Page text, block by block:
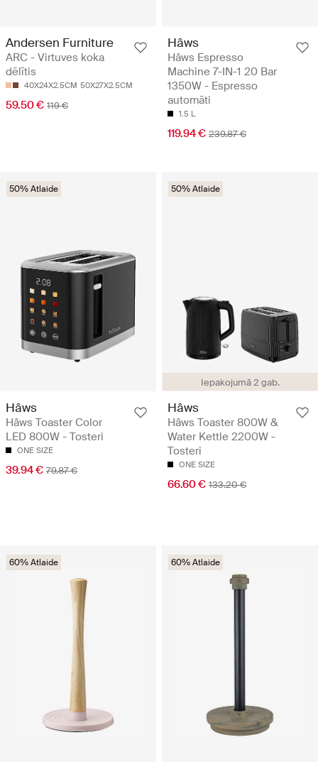
Andersen Furniture
ARC - Virtuves koka
dēlītis
40X24X2.5CM 50X27X2.5CM
59.50 € 119 €
Hâws
Hâws Espresso
Machine 7-IN-1 20 Bar
1350W - Espresso
automāti
1.5 L
119.94 € 239.87 €
50% Atlaide
Hâws
Hâws Toaster Color
LED 800W - Tosteri
ONE SIZE
39.94 € 79.87 €
Iepakojumā 2 gab.
50% Atlaide
Hâws
Hâws Toaster 800W &
Water Kettle 2200W -
Tosteri
ONE SIZE
66.60 € 133.20 €
60% Atlaide 60% Atlaide